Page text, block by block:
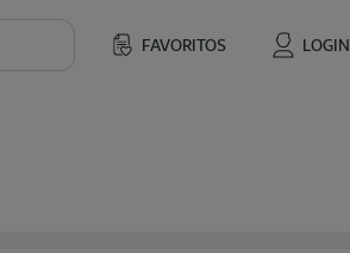
FAVORITOS LOGIN